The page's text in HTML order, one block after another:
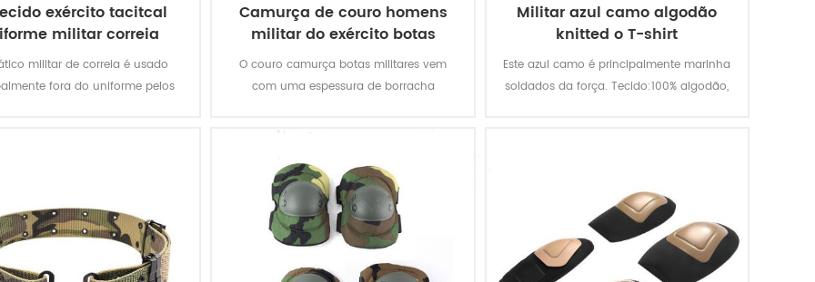
exército tacitcal
militar correia
militar de correia é usado
fora do uniforme pelos
Camurça de couro homens
militar do exército botas
O couro camurça botas militares vem
com uma espessura de borracha
Panamá sola para maior tração enquanto
superior em couro genuíno alcançar uma
boa qualidade, durável, confortável,
respirável. Com opcional à prova d'água,
resistente a óleo, resistente ao fogo, stab-
prova de função.
Militar azul camo algodão
knitted o T-shirt
Este azul camo é principalmente marinha
soldados da força. Tecido:100% algodão,